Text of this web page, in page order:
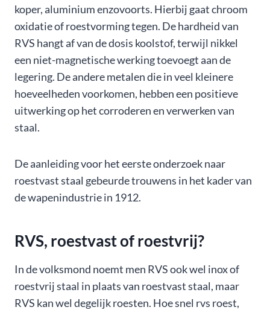
koper, aluminium enzovoorts. Hierbij gaat chroom
oxidatie of roestvorming tegen. De hardheid van
RVS hangt af van de dosis koolstof, terwijl nikkel
een niet-magnetische werking toevoegt aan de
legering. De andere metalen die in veel kleinere
hoeveelheden voorkomen, hebben een positieve
uitwerking op het corroderen en verwerken van
staal.
De aanleiding voor het eerste onderzoek naar
roestvast staal gebeurde trouwens in het kader van
de wapenindustrie in 1912.
RVS, roestvast of roestvrij?
In de volksmond noemt men RVS ook wel inox of
roestvrij staal in plaats van roestvast staal, maar
RVS kan wel degelijk roesten. Hoe snel rvs roest,